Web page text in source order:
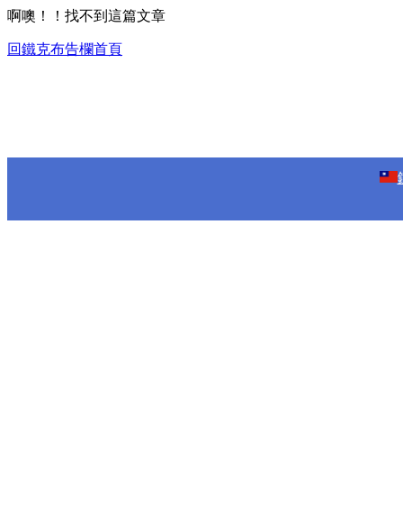
啊噢！！找不到這篇文章
回鐵克布告欄首頁